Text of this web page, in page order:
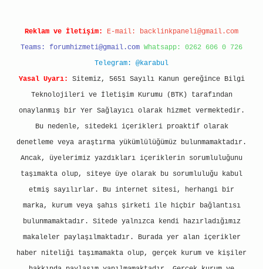
Reklam ve İletişim: E-mail: backlinkpaneli@gmail.com
Teams: forumhizmeti@gmail.com Whatsapp: 0262 606 0 726
Telegram: @karabul
Yasal Uyarı:
Sitemiz, 5651 Sayılı Kanun gereğince Bilgi
Teknolojileri ve İletişim Kurumu (BTK) tarafından
onaylanmış bir Yer Sağlayıcı olarak hizmet vermektedir.
Bu nedenle, sitedeki içerikleri proaktif olarak
denetleme veya araştırma yükümlülüğümüz bulunmamaktadır.
Ancak, üyelerimiz yazdıkları içeriklerin sorumluluğunu
taşımakta olup, siteye üye olarak bu sorumluluğu kabul
etmiş sayılırlar. Bu internet sitesi, herhangi bir
marka, kurum veya şahıs şirketi ile hiçbir bağlantısı
bulunmamaktadır. Sitede yalnızca kendi hazırladığımız
makaleler paylaşılmaktadır. Burada yer alan içerikler
haber niteliği taşımamakta olup, gerçek kurum ve kişiler